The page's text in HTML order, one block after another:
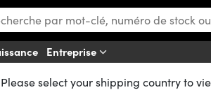
Entreprise
Lentilles Achromatiques Lentilles
Please select your shipping country to